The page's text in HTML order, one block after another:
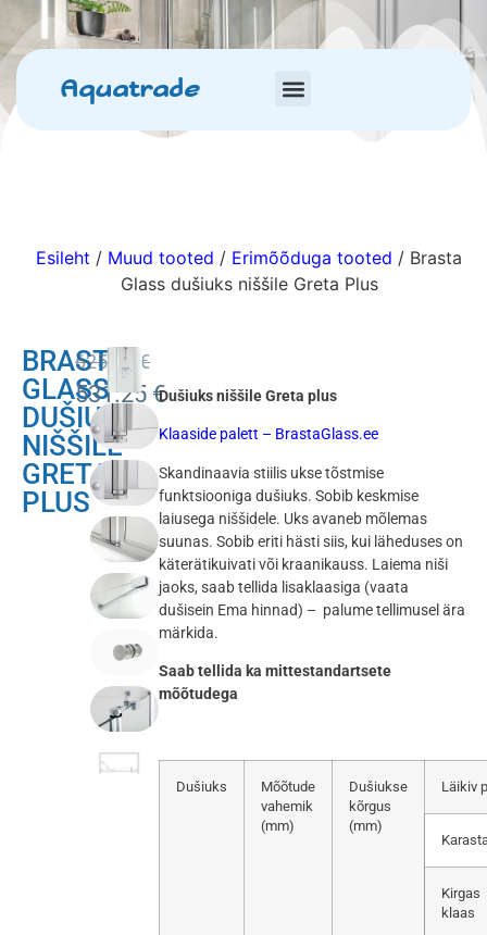
Aquatrade
Esileht / Muud tooted / Erimõõduga tooted / Brasta
Glass dušiuks niššile Greta Plus
BRASTA
GLASS
DUŠIUKS
NIŠŠILE
GRETA
PLUS
625.00 €
531.25 €Dušiuks niššile Greta plus
Klaaside palett – BrastaGlass.ee
Skandinaavia stiilis ukse tõstmise
funktsiooniga dušiuks. Sobib keskmise
laiusega niššidele. Uks avaneb mõlemas
suunas. Sobib eriti hästi siis, kui läheduses on
käterätikuivati ​​või kraanikauss. Laiema niši
jaoks, saab tellida lisaklaasiga (vaata
dušisein Ema hinnad) – palume tellimusel ära
märkida.
Saab tellida ka mittestandartsete
mõõtudega
Dušiuks
Mõõtude
vahemik
(mm)
Dušiukse
kõrgus
(mm)
Läikiv
Kirgas
klaas